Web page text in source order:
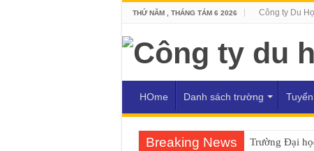
THỨ NĂM , THÁNG TÁM 6 2026 Công ty Du
HOme Danh sách trường
Breaking News Trường Đại